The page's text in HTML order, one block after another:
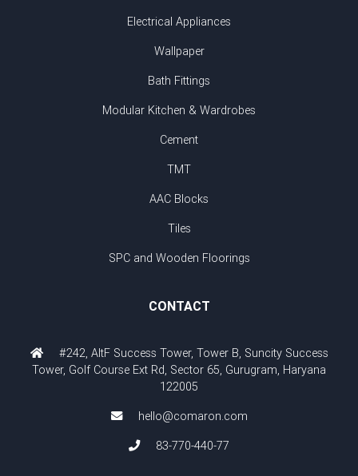
Electrical Appliances
Wallpaper
Bath Fittings
Modular Kitchen & Wardrobes
Cement
TMT
AAC Blocks
Tiles
SPC and Wooden Floorings
CONTACT
#242, AltF Success Tower, Tower B, Suncity Success
Tower, Golf Course Ext Rd, Sector 65, Gurugram, Haryana
122005
hello@comaron.com
83-770-440-77